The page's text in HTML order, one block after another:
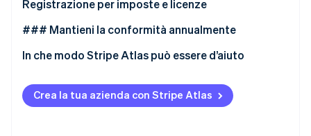
Documenti costitutivi depositati
azioni)
Decidi la struttura e il nome
Prepara i documenti costitutivi
Nomina un agente registrato
Presenta la dichiarazione al segretario di Stato
Dichiarazione a livello locale di contea (solo per le
Registrazione per imposte e licenze
### Mantieni la conformità annualmente
In che modo Stripe Atlas può essere d’aiuto
Registrazione su Atlas
Accettazione di pagamenti e operazioni bancarie
Crea la tua azienda con Stripe Atlas